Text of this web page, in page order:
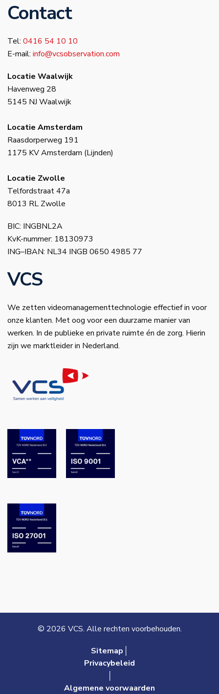
Contact
Tel: 0416 54 10 10
E-mail: info@vcsobservation.com
Locatie Waalwijk
Havenweg 28
5145 NJ Waalwijk
Locatie Amsterdam
Raasdorperweg 191
1175 KV Amsterdam (Lijnden)
Locatie Zwolle
Telfordstraat 47a
8013 RL Zwolle
BIC: INGBNL2A
KvK-nummer: 18130973
ING–IBAN: NL34 INGB 0650 4985 77
VCS
We zetten videomanagementtechnologie effectief in voor
onze klanten. Met oog voor een duurzame manier van
werken. In de publieke en private ruimte én de zorg. Hierin
zijn we marktleider in Nederland.
© 2026 VCS. Alle rechten voorbehouden.
Sitemap│
Privacybeleid
Algemene voorwaarden